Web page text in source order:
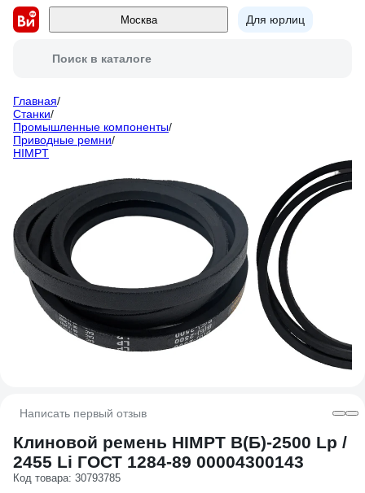
Москва Для юрлиц
Поиск в каталоге
Главная/
Станки/
Промышленные компоненты/
Приводные ремни/
HIMPT
Написать первый отзыв
Клиновой ремень HIMPT В(Б)-2500 Lp /
2455 Li ГОСТ 1284-89 00004300143
Код товара: 30793785